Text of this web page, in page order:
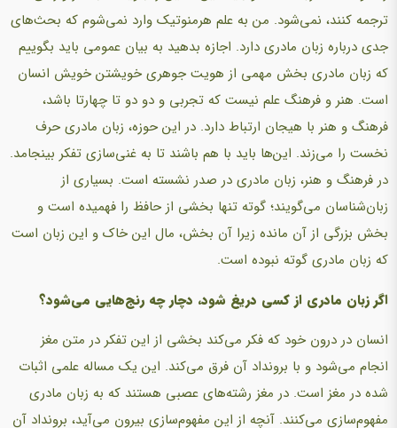
ترجمه کنند، نمی‌شود. من به علم هرمنوتیک وارد نمی‌شوم که بحث‌های
جدی درباره زبان مادری دارد. اجازه بدهید به بیان عمومی باید بگوییم
که زبان مادری بخش مهمی از هویت جوهری خویشتن خویش انسان
است. هنر و فرهنگ علم نیست که تجربی و دو دو تا چهارتا باشد،
فرهنگ و هنر با هیجان ارتباط دارد. در این حوزه، زبان مادری حرف
نخست را می‌زند. این‌ها باید با هم باشند تا به غنی‌سازی تفکر بینجامد.
در فرهنگ و هنر، زبان مادری در صدر نشسته است. بسیاری از
زبان‌شناسان می‌گویند؛ گوته تنها بخشی از حافظ را فهمیده است و
بخش بزرگی از آن مانده زیرا آن بخش، مال این خاک و این زبان است
که زبان مادری گوته نبوده است.
اگر زبان مادری از کسی دریغ شود، دچار چه رنج‌هایی می‌شود؟
انسان در درون خود که فکر می‌کند بخشی از این تفکر در متن مغز
انجام می‌شود و با برونداد آن فرق می‌کند. این یک مساله علمی اثبات
شده در مغز است. در مغز رشته‌های عصبی هستند که به زبان مادری
مفهوم‌سازی می‌کنند. آنچه از این مفهوم‌سازی بیرون می‌آید، برونداد آن